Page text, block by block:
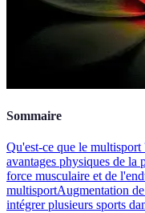
Sommaire
Qu'est-ce que le multisport
avantages physiques de la
force musculaire et de
multisportAugmentation
intégrer plusieurs sports